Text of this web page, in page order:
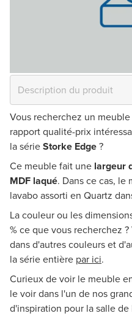
Vous recherchez un
rapport qualité-prix
la sérieStorke Edge?
Ce meuble fait une largeur
MDF laqué. Dans ce cas, le
lavabo assorti en Quartz
La couleur ou les
% ce que vous recherchez
dans d'autres couleurs et
la série entière par ici.
Curieux de voir le meuble
le voir dans l'un de nos
d'inspiration pour la salle de